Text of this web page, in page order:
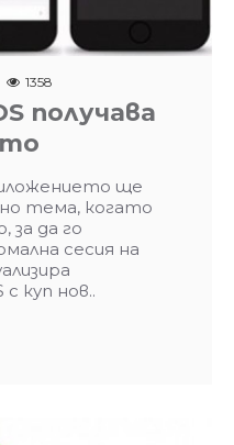
1358
получава
ще
тема, когато
за да го
сесия на
куп нов..